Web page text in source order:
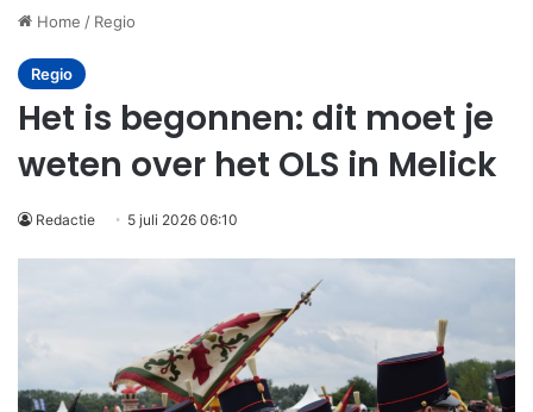
Home / Regio
Regio
Het is begonnen: dit moet je
weten over het OLS in Melick
Redactie 5 juli 2026 06:10